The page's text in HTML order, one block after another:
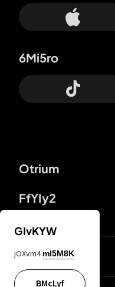
Otrium
FfYIy2
6Mi5ro
DDcvSo
GIvKYW
jOXvm4 mI5M8K
BMcLyf